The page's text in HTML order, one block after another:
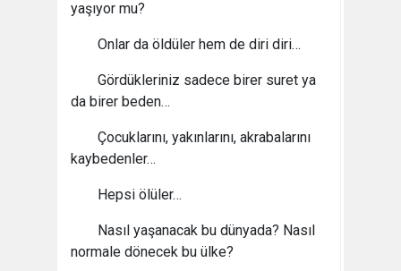
yaşıyor mu?
Onlar da öldüler hem de diri diri…
Gördükleriniz sadece birer suret ya
da birer beden…
Çocuklarını, yakınlarını, akrabalarını
kaybedenler…
Hepsi ölüler…
Nasıl yaşanacak bu dünyada? Nasıl
normale dönecek bu ülke?